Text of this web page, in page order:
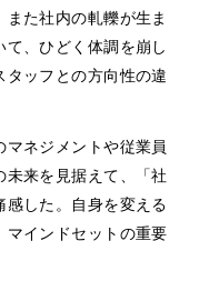
た社内の軋轢が生ま
、ひどく体調を崩し
ッフとの方向性の違
ネジメントや従業員
来を見据えて、「社
した。自身を変える
マインドセットの重要